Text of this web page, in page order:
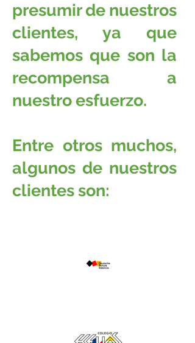
presumir de nuestros
clientes, ya que
sabemos que son la
recompensa a
nuestro esfuerzo.
Entre otros muchos,
algunos de nuestros
clientes son: